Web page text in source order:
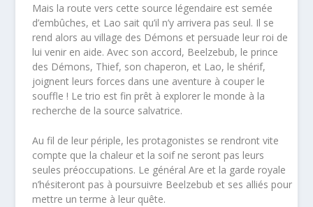
Mais la route vers cette source légendaire est semée
d’embûches, et Lao sait qu’il n’y arrivera pas seul. Il se
rend alors au village des Démons et persuade leur roi de
lui venir en aide. Avec son accord, Beelzebub, le prince
des Démons, Thief, son chaperon, et Lao, le shérif,
joignent leurs forces dans une aventure à couper le
souffle ! Le trio est fin prêt à explorer le monde à la
recherche de la source salvatrice.
Au fil de leur périple, les protagonistes se rendront vite
compte que la chaleur et la soif ne seront pas leurs
seules préoccupations. Le général Are et la garde royale
n’hésiteront pas à poursuivre Beelzebub et ses alliés pour
mettre un terme à leur quête.